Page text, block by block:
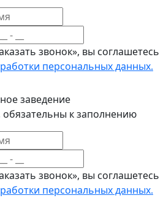
звонок», вы соглашетесь
персональных данных.
заведение
к заполнению
звонок», вы соглашетесь
персональных данных.